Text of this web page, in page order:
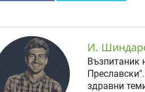
И.
Възпитаник
здравни